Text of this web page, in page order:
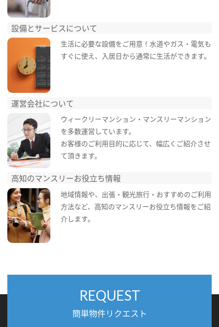
設備とサービスについて
生活に必要な設備をご用意！水道やガス・電気も
すぐに使え、入居日から通常に生活ができます。
運営会社について
ウィークリーマンション・マンスリーマンション
を多数運営しています。
お客様のご利用目的に応じて、幅広くご紹介させ
て頂きます。
高知のマンスリーお役立ち情報
地域情報や、出張・観光旅行・おすすめのご利用
方法など、高知のマンスリーお役立ち情報をご紹
介します。
REQUEST
簡単物件リクエスト